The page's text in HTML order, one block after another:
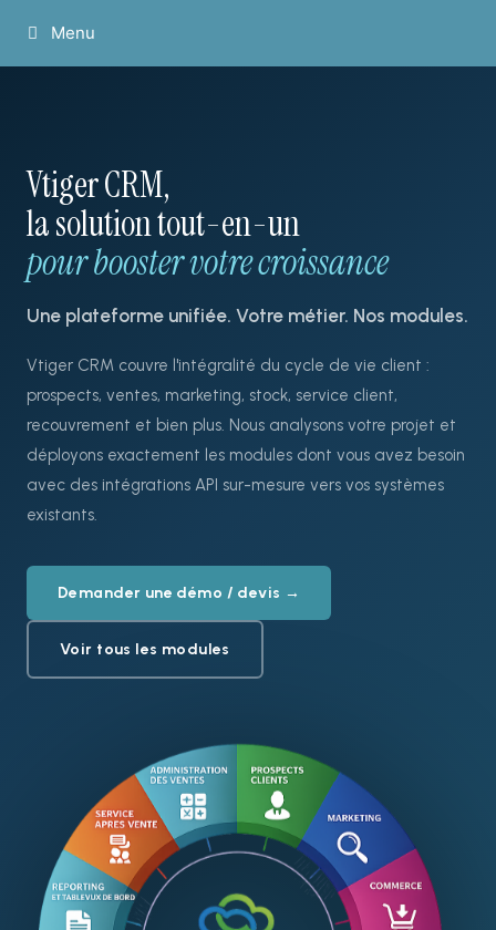
Menu
Vtiger CRM,
la solution tout-en-un
pour booster votre croissance
Une plateforme unifiée. Votre métier. Nos modules.
Vtiger CRM couvre l'intégralité du cycle de vie client :
prospects, ventes, marketing, stock, service client,
recouvrement et bien plus. Nous analysons votre projet et
déployons exactement les modules dont vous avez besoin
avec des intégrations API sur-mesure vers vos systèmes
existants.
Demander une démo / devis →
Voir tous les modules